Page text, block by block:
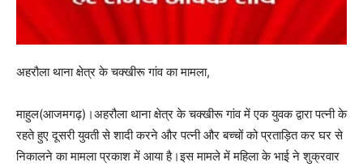
अहरौला थाना क्षेत्र के चक्खीरू गांव का मामला,
माहुल(आजमगढ़)।अहरौला थाना क्षेत्र के चक्खीरू गांव में एक युवक द्वारा पत्नी के
रहते हुए दूसरी युवती से शादी करने और पत्नी और बच्चों को प्रताड़ित कर घर से
निकालने का मामला प्रकाश में आया है।इस मामले में महिला के भाई ने शुक्रवार